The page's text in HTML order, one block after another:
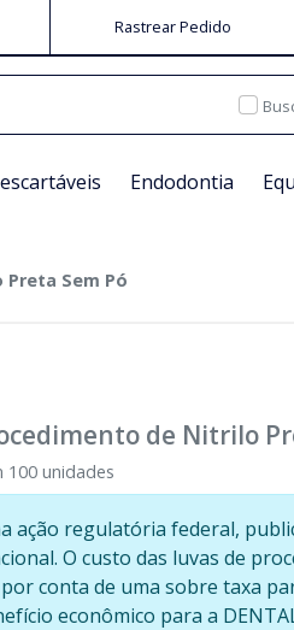
Rastrear Pedido
Endodontia
Sem Pó
de Nitrilo
100 unidades
ação regulatória federal,
O custo das luvas de
conta de uma sobre taxa
econômico para a